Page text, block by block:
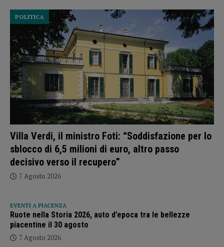
Villa Verdi, il ministro Foti: “Soddisfazione per lo
sblocco di 6,5 milioni di euro, altro passo
decisivo verso il recupero”
POLITICA
7 Agosto 2026
EVENTI A PIACENZA
Ruote nella Storia 2026, auto d’epoca tra le bellezze
piacentine il 30 agosto
7 Agosto 2026